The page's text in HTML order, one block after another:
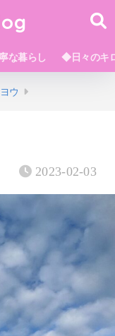
な暮らし ◆日々のキ
ウ
2023-02-03